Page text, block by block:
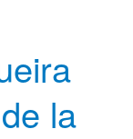
la